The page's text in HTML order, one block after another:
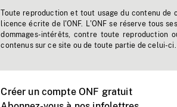
Toute reproduction et tout usage du contenu
licence écrite de l'ONF. L'ONF se réserve tous
dommages-intérêts, contre toute reproduction
contenus sur ce site ou de toute partie de celui-ci.
Créer un compte ONF gratuit